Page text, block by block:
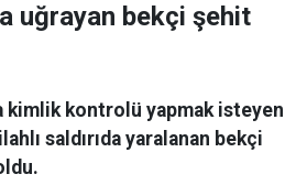
uğrayan bekçi şehit
kimlik kontrolü yapmak isteyen
saldırıda yaralanan bekçi